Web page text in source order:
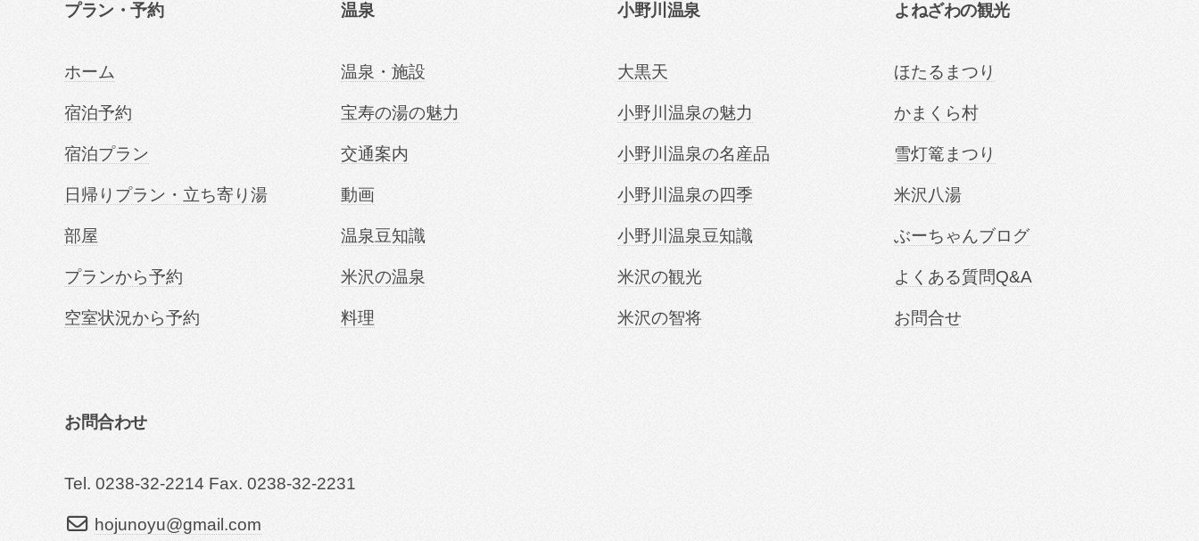
プラン・予約
ホーム
宿泊予約
宿泊プラン
日帰りプラン・立ち寄り湯
部屋
プランから予約
空室状況から予約
温泉
温泉・施設
宝寿の湯の魅力
交通案内
動画
温泉豆知識
米沢の温泉
料理
小野川温泉
大黒天
小野川温泉の魅力
小野川温泉の名産品
小野川温泉の四季
小野川温泉豆知識
米沢の観光
米沢の智将
よねざわの観光
ほたるまつり
かまくら村
雪灯篭まつり
米沢八湯
ぶーちゃんブログ
よくある質問Q&A
お問合せ
お問合わせ
Tel. 0238-32-2214 Fax. 0238-32-2231
hojunoyu@gmail.com